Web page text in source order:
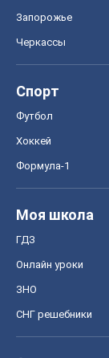
Запорожье
Черкассы
Спорт
Футбол
Хоккей
Формула-1
Моя школа
ГДЗ
Онлайн уроки
ЗНО
СНГ решебники